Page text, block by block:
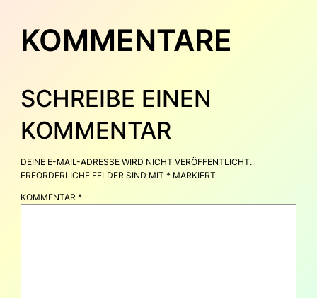
KOMMENTARE
SCHREIBE EINEN
KOMMENTAR
DEINE E-MAIL-ADRESSE WIRD NICHT VERÖFFENTLICHT.
ERFORDERLICHE FELDER SIND MIT *MARKIERT
KOMMENTAR *